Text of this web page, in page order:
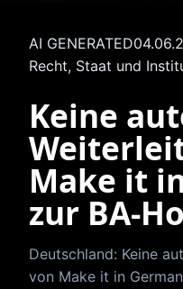
AI GENERATED
Recht, Staat und
Keine
Make it
zur BA-
Deutschland: Keine
von Make it in